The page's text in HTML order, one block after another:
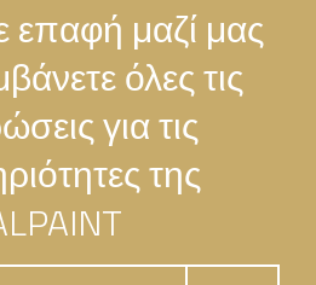
επαφή μαζί μας
όλες τις
για τις
της